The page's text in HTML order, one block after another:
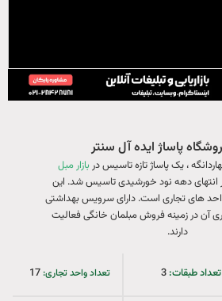
پاساژ ایده آل سنتر
، یک پاساژ تازه تاسیس دربازار مبل
دهه نود خورشیدی تاسیس شد. این
واحد های تجاری است. دارای سرویس بهداشتی
زمینه فروش مبلمان خانگی فعالیت
طبقات:‌3 تعداد واحد تجاری:‌17